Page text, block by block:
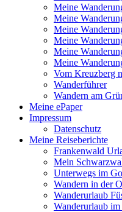
Meine
Meine
Meine
Meine
Meine
Meine
Vom Kreuzberg
Wanderführer
Wandern am
Meine ePaper
Impressum
Datenschutz
Meine Reiseberichte
Frankenwald
Mein
Unterwegs im
Wandern in der
Wanderurlaub
Wanderurlaub